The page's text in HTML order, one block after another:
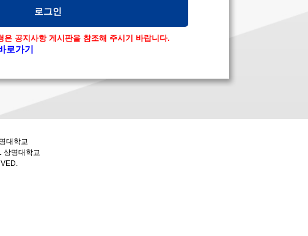
로그인
공지사항 게시판을 참조해 주시기 바랍니다.
로가기
대학교
상명대학교